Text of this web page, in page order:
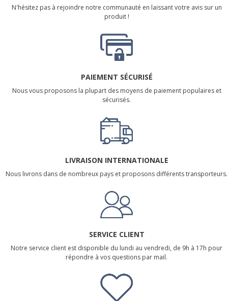
N'hésitez pas à rejoindre notre communauté en laissant votre avis sur un
produit !
PAIEMENT SÉCURISÉ
Nous vous proposons la plupart des moyens de paiement populaires et
sécurisés.
LIVRAISON INTERNATIONALE
Nous livrons dans de nombreux pays et proposons différents transporteurs.
SERVICE CLIENT
Notre service client est disponible du lundi au vendredi, de 9h à 17h pour
répondre à vos questions par mail.